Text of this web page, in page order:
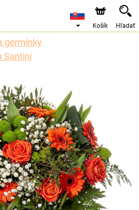
prostredníctvom nášho e-shopu.
doručenia je od 10.8.2026 z
Košík Hľadať
germínky
Santini